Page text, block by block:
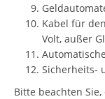
Kabel für
Volt, außer
Sicherheits-
Bitte beachten